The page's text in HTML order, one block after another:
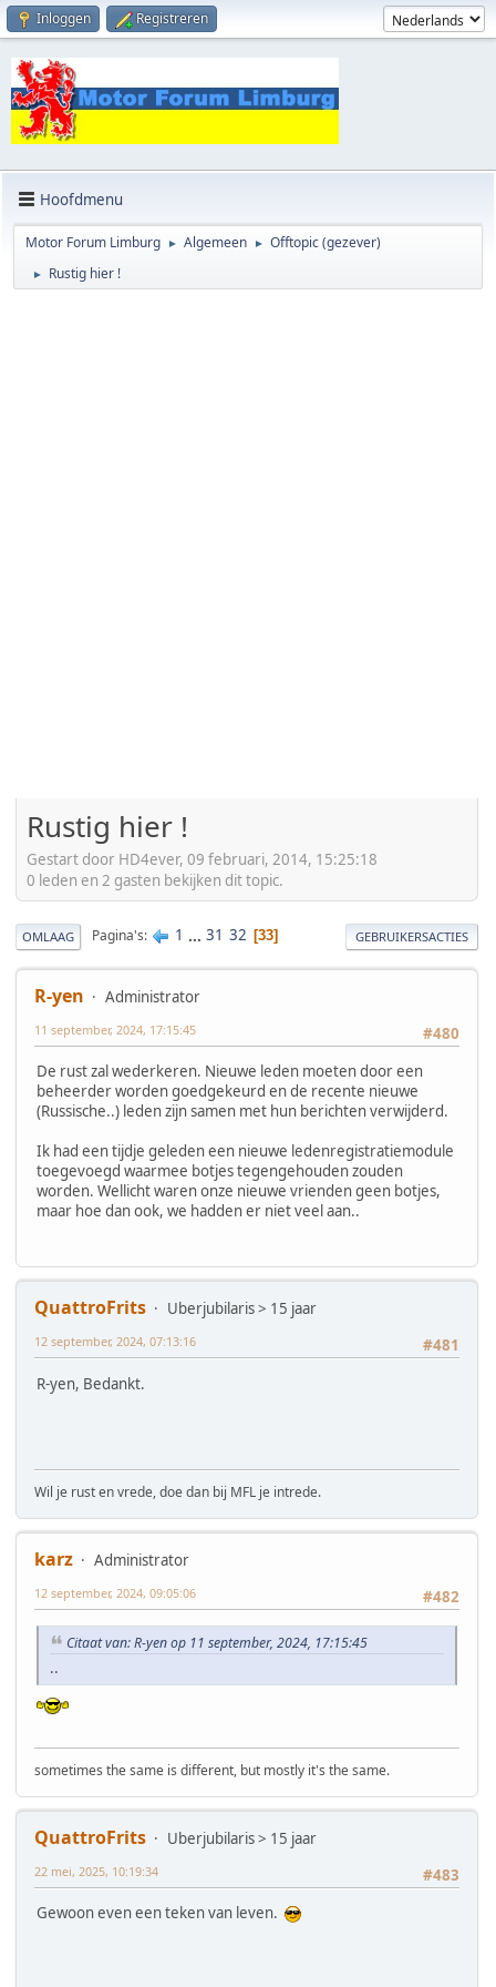
Inloggen Registreren
Hoofdmenu
Motor Forum Limburg ► Algemeen ► Offtopic (gezever)
► Rustig hier !
Rustig hier !
Gestart door HD4ever, 09 februari, 2014, 15:25:18
0 leden en 2 gasten bekijken dit topic.
OMLAAG Pagina's 1 ... 31 32 33 GEBRUIKERSACTIES
R-yen
Administrator
#480
11 september, 2024, 17:15:45
De rust zal wederkeren. Nieuwe leden moeten door een
beheerder worden goedgekeurd en de recente nieuwe
(Russische..) leden zijn samen met hun berichten verwijderd.
Ik had een tijdje geleden een nieuwe ledenregistratiemodule
toegevoegd waarmee botjes tegengehouden zouden
worden. Wellicht waren onze nieuwe vrienden geen botjes,
maar hoe dan ook, we hadden er niet veel aan..
QuattroFrits
Uberjubilaris > 15 jaar
#481
12 september, 2024, 07:13:16
R-yen, Bedankt.
Wil je rust en vrede, doe dan bij MFL je intrede.
karz
Administrator
#482
12 september, 2024, 09:05:06
Citaat van: R-yen op 11 september, 2024, 17:15:45
..
sometimes the same is different, but mostly it's the same.
QuattroFrits
Uberjubilaris > 15 jaar
#483
22 mei, 2025, 10:19:34
Gewoon even een teken van leven.